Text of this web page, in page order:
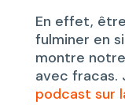
En effet,
fulminer en
montre
avec fracas.
podcast sur